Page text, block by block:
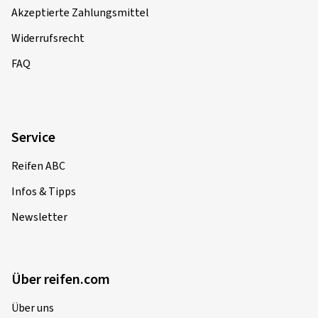
Akzeptierte Zahlungsmittel
Widerrufsrecht
FAQ
Service
Reifen ABC
Infos & Tipps
Newsletter
Über reifen.com
Über uns